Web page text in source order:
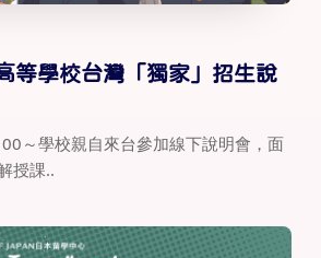
等學校台灣「獨家」招生說
～學校親自來台參加線下說明會，面
授課..